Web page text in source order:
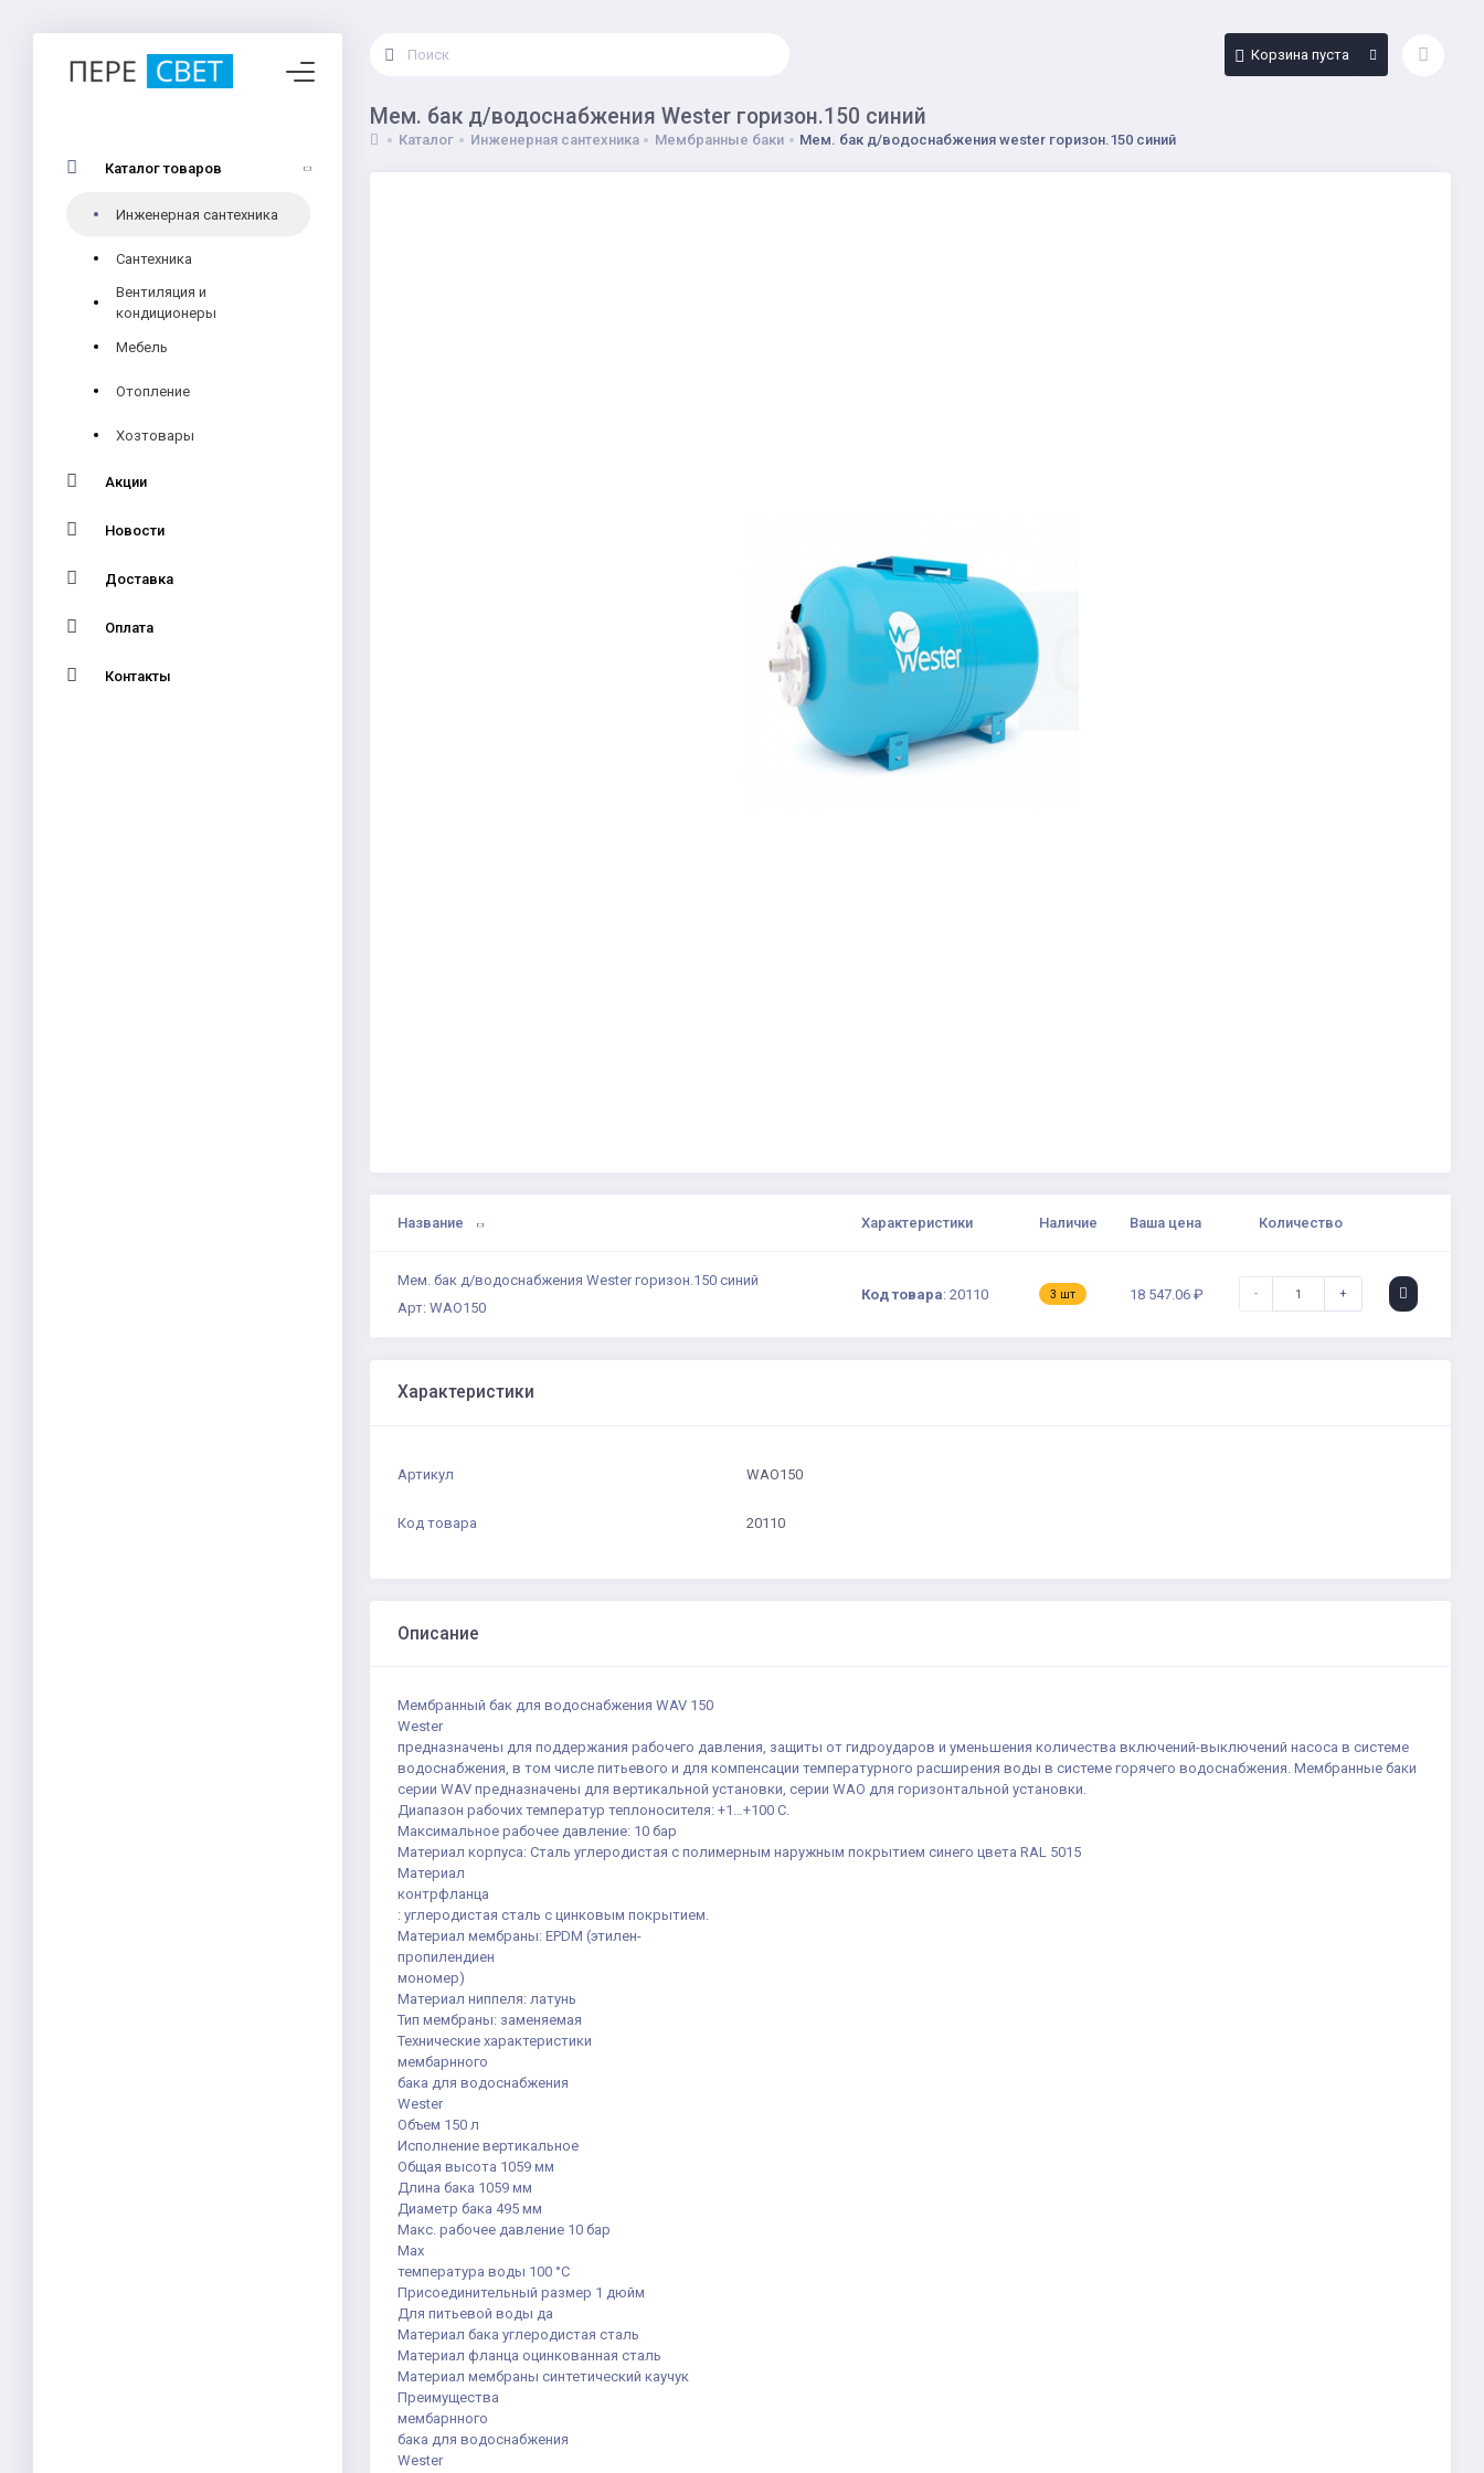
Каталог товаров
Инженерная сантехника
Сантехника
Вентиляция и
кондиционеры
Мебель
Отопление
Хозтовары
Акции
Новости
Доставка
Оплата
Контакты
Корзина пуста
Мем. бак д/водоснабжения Wester горизон.150 синий
Каталог Инженерная сантехника Мембранные баки Мем. бак д/водоснабжения wester горизон.150 синий
Название Характеристики Наличие Ваша цена Количество
Мем. бак д/водоснабжения Wester горизон.150 синий
Арт: WAO150
Код товара: 20110 3 шт 18 547.06 ₽ - +
Характеристики
Артикул WAO150
Код товара 20110
Описание
Мембранный бак для водоснабжения WAV 150
Wester
предназначены для поддержания рабочего давления, защиты от гидроударов и уменьшения количества включений-выключений насоса в системе
водоснабжения, в том числе питьевого и для компенсации температурного расширения воды в системе горячего водоснабжения. Мембранные баки
серии WAV предназначены для вертикальной установки, серии WAO для горизонтальной установки.
Диапазон рабочих температур теплоносителя: +1…+100 С.
Максимальное рабочее давление: 10 бар
Материал корпуса: Сталь углеродистая с полимерным наружным покрытием синего цвета RAL 5015
Материал
контрфланца
: углеродистая сталь с цинковым покрытием.
Материал мембраны: EPDM (этилен-
пропилендиен
мономер)
Материал ниппеля: латунь
Тип мембраны: заменяемая
Технические характеристики
мембарнного
бака для водоснабжения
Wester
Объем 150 л
Исполнение вертикальное
Общая высота 1059 мм
Длина бака 1059 мм
Диаметр бака 495 мм
Макс. рабочее давление 10 бар
Max
температура воды 100 °С
Присоединительный размер 1 дюйм
Для питьевой воды да
Материал бака углеродистая сталь
Материал фланца оцинкованная сталь
Материал мембраны синтетический каучук
Преимущества
мембарнного
бака для водоснабжения
Wester